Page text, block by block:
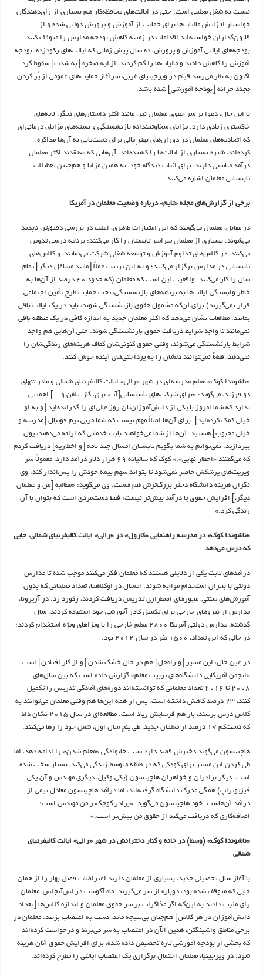
نسبت به شغل معلمی است. حتی در ایالت‌های محافظه‌کار هم بسیاری از رأی‌دهندگان
خواستار افزایش مالیات‌ها برای حمایت از آموزش و پرورش دولتی شده و از
قانون‌گذاران خواسته‌اند اقدامات در زمینه کاهش بودجه مدارس را متوقف کنند.
بودجه‌های ایالتی آموزش و پرورش، ده سال پیش زمانی که ایالت‌های رکودزده، بودجه
آموزش را کاهش دادند و مالیات‌ها را کم کردند، از لبه صخره [به شدت] سقوط کرد.
اکنون به نظر می‌رسد قیام در ویرجینیای غربی، سرآغاز حمایت‌های عمومی از پُر کردن
مجدد خزانه [بودجه آموزشی] شده باشد.
با این حال، دعوا بر سر حقوق معلمان نیز، مانند اکثر داستان‌های دیگر، لایه‌های
خاکستری زیادی دارد. مزایای سخاوتمندانه بازنشستگی و بسته‌های مزایای درمانی‌ای
که اتحادیه‌های معلمان در دوران‌های بهترِ مالی برای دست‌یابی به آن‌ها مذاکره
کرده‌اند، شیره بسیاری از ایالت‌ها را کشیده‌اند. آن‌هایی که معتقدند اکثر معلمان
درآمد مناسبی دارند، برای اثبات دیدگاه خود، به همین مزایا و هم‌چنین تعطیلات
تابستانی معلمان اشاره می‌کنند.
برخی از گزارش‌های مجله «تایم» درباره وضعیت معلمان در آمریکا
در مقابل، معلمان می‌گویند که این امتیازات ظاهری، اغلب در بررسی دقیق‌تر، ناپدید
می‌شوند. بسیاری از معلمان سراسر تابستان را کار می‌کنند: برنامه درسی تدوین
می‌کنند، در کلاس‌های تداوم آموزش و توسعه شغلی شرکت می‌نمایند، و کلاس‌های
تابستانی در مدارس برگزار می‌کنند؛ و به این ترتیب عملاً [مانند مشاغل دیگر] تمام
سال را کار می‌کنند. واقعیت این است که معلمان (که حدود ۴۰ درصد از آن‌ها به
خاطر وابستگی ایالت‌ها به برنامه‌های بازنشستگی، تحت حمایت طرح تأمین اجتماعی
قرار نمی‌گیرند) برای آن‌که مشمول حقوق بازنشستگی شوند، باید در یک ایالت باقی
بمانند. مطالعات نشان می‌دهد که اکثر معلمان جدید به اندازه کافی در یک منطقه باقی
نمی‌مانند تا واجد شرایط دریافت حقوق بازنشستگی شوند. حتی آن‌هایی هم واجد
شرایط بازنشستگی می‌شوند، وقتی حقوق کنونی‌شان کفاف هزینه‌های زندگی‌شان را
نمی‌دهد، قطعاً نمی‌توانند دلشان را به پرداختی‌های آینده خوش کنند.
«ناشوندا کوک» معلم مدرسه‌ای در شهر «رالی» ایالت کالیفرنیای شمالی و مادر تنهای
دو فرزند، می‌گوید: «برای شرکت‌های تأسیساتی[آب، برق، گاز، تلفن و…] اهمیتی
ندارد که شما امروز با یکی از دانش‌آموزان‌تان روز عالی‌ای را گذرانده‌اید [و به او
خیلی کمک کرده‌اید]. برای آن‌ها اصلاً مهم نیست که شما مربی تیم فوتبال [مدرسه و
خیلی محبوب] هستید. آن‌ها از شما می‌خواهند بابت خدماتی که ارائه می‌دهند، پول
بپردازید. نمی‌توانم به شما بگویم تابستان امسال چند نامه [و اخطاریه] دریافت کردم
که می‌گفتند «اخطار نهایی».» کوک که سالیانه ۶۹ هزار دلار درآمد دارد، معمولاً سر
ویزیت‌های پزشکش حاضر نمی‌شود تا بتواند سهم بیمه خودش را پس‌انداز کند؛ وی
نگران هزینه دانشگاه دختر بزرگ‌ترش هم هست. وی می‌گوید: «مطالبه [من و معلمان
دیگر،] افزایش حقوق یا درآمد بیش‌تر نیست؛ فقط دست‌مزدی است که بتوان با آن
زندگی کرد.»
«ناشوندا کوک» در مدرسه راهنمایی «کارول» در «رالی» ایالت کالیفرنیای شمالی، جایی
که درس می‌دهد
درآمدهای ثابت یکی از دلایلی هستند که معلمان فکر می‌کنند موجب شده تا مدارس
دولتی با بحران استخدام مواجه شوند. امسال در اوکلاهما، تعداد معلمانی که بدون
آموزش‌های سنتی، مجوزهای اضطراری تدریس دریافت کردند، رکورد زد. در آریزونا،
مدارس از نیروهای خارجی برای تکمیل کادر آموزشی خود استفاده کردند. سال
گذشته، مدارس دولتی آمریکا ۲۸۰۰ معلم خارجی را با ویزاهای ویژه استخدام کردند؛
در حالی که این تعداد، ۱۵۰۰ نفر در سال ۲۰۱۲ بود.
در عین حال، این مسیر [و راه‌حل] هم در حال خشک شدن [و از کار افتادن] است.
«انجمن آمریکایی دانشگاه‌های تربیت معلم» گزارش داده است که بین سال‌های
۲۰۰۸ تا ۲۰۱۶ تعداد معلمانی که توانسته‌اند دوره‌های آمادگی تدریس را تکمیل
کنند، ۲۳ درصد کاهش داشته است. پس از همه این‌ها هم وقتی معلمان می‌توانند به
کلاس درس برسند، باز هم فرسایش زیاد است: مطالعه‌ای در سال ۲۰۱۵ نشان داد
که دست‌کم ۱۷ درصد از معلمان جدید، طی پنج سال اول، شغل خود را رها می‌کنند.
هاچینسون می‌گوید دخترش قصد دارد سنت خانوادگی «معلم شدن» را ادامه دهد، اما
طی کردن این مسیر برای کودکی که در طبقه متوسط زندگی می‌کند، بسیار سخت شده
است. دیگر برادران و خواهران هاچینسون (یکی وکیل، دیگری مهندس و آن یکی
فیزیوتراپ) همگی مدرک دانشگاه گرفته‌اند، اما درآمد هاچینسون معادل نیمی از
درآمد آن‌هاست. خود هاچینسون می‌گوید: «برادر کوچک‌تر من مهندس است؛
اضافه‌کاری که دریافت می‌کند از حقوق من بیش‌تر است.»
«ناشوندا کوک» (وسط) در خانه و کنار دخترانش در شهر «رالی» ایالت کالیفرنیای
شمالی
با آغاز سال تحصیلی جدید، بسیاری از معلمان دارند اعتراضات فصل بهار را از همان
جایی که متوقف شده بود، دوباره از سر می‌گیرند. ماه آگوست در لس‌آنجلس، معلمان
رأی مثبت دادند به این‌که اگر مذاکرات بر سر حقوق معلمان و اندازه کلاس‌ها [تعداد
دانش‌آموزان در هر کلاس] هم‌چنان بی‌نتیجه ماند، دست به اعتصاب بزنند. معلمان در
برخی مناطق واشینگتن، همین الآن در اعتصاب به سر می‌برند و درخواست کرده‌اند
که بخشی از بودجه آموزشی تازه تخصیص داده شده، برای افزایش حقوق آنان هزینه
شود. در ویرجینیا، معلمان احتمال برگزاری یک اعتصاب ایالتی را مطرح کرده‌اند.